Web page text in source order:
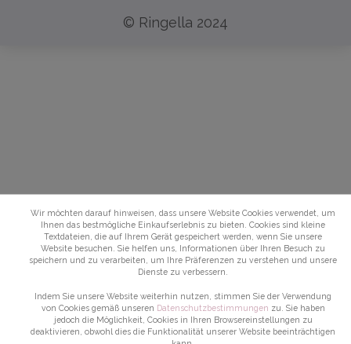
© Ringella 2024
Wir möchten darauf hinweisen, dass unsere Website Cookies verwendet, um
Ihnen das bestmögliche Einkaufserlebnis zu bieten. Cookies sind kleine
Textdateien, die auf Ihrem Gerät gespeichert werden, wenn Sie unsere
Website besuchen. Sie helfen uns, Informationen über Ihren Besuch zu
speichern und zu verarbeiten, um Ihre Präferenzen zu verstehen und unsere
Dienste zu verbessern.
Indem Sie unsere Website weiterhin nutzen, stimmen Sie der Verwendung
von Cookies gemäß unseren Datenschutzbestimmungen zu. Sie haben
jedoch die Möglichkeit, Cookies in Ihren Browsereinstellungen zu
deaktivieren, obwohl dies die Funktionalität unserer Website beeinträchtigen